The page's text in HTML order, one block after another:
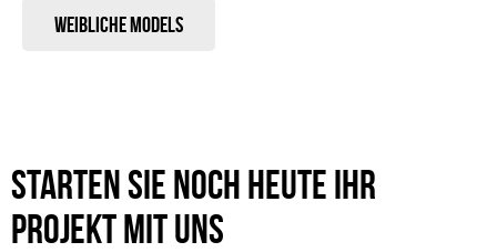
Weibliche Models
Starten Sie noch heute Ihr
Projekt mit uns